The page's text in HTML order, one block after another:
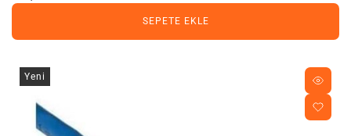
SEPETE EKLE
Yeni